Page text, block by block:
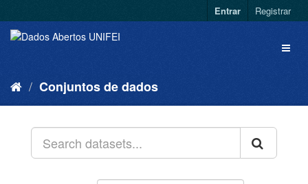
Entrar Registrar
Conjuntos de dados